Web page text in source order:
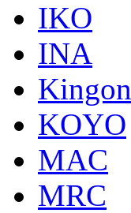
IKO
INA
Kingon
KOYO
MAC
MRC